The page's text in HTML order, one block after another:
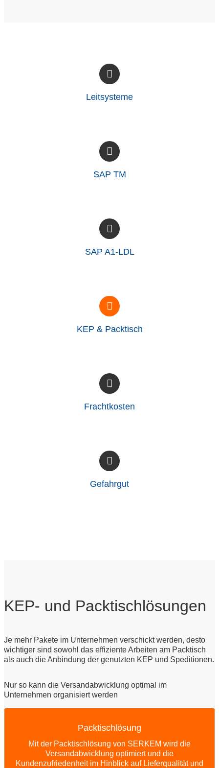
Leitsysteme
SAP TM
SAP A1-LDL
KEP & Packtisch
Frachtkosten
Gefahrgut
KEP- und Packtischlösungen
Je mehr Pakete im Unternehmen verschickt werden, desto
wichtiger sind sowohl das effiziente Arbeiten am Packtisch
als auch die Anbindung der genutzten KEP und Speditionen.
Nur so kann die Versandabwicklung optimal im
Unternehmen organisiert werden
Packtischlösung
Mit der Packtischlösung von SERKEM wird die
Versandabwicklung optimiert und die
Kundenzufriedenheit im Hinblick auf Lieferqualität und
SERKEM Lösung
Ihre Vorteile auf einen Blick: Geführter
Verpackungsprozess, Ausliefermonitor,
Scanneranbindung, Waagenanbindung, Etikettierung